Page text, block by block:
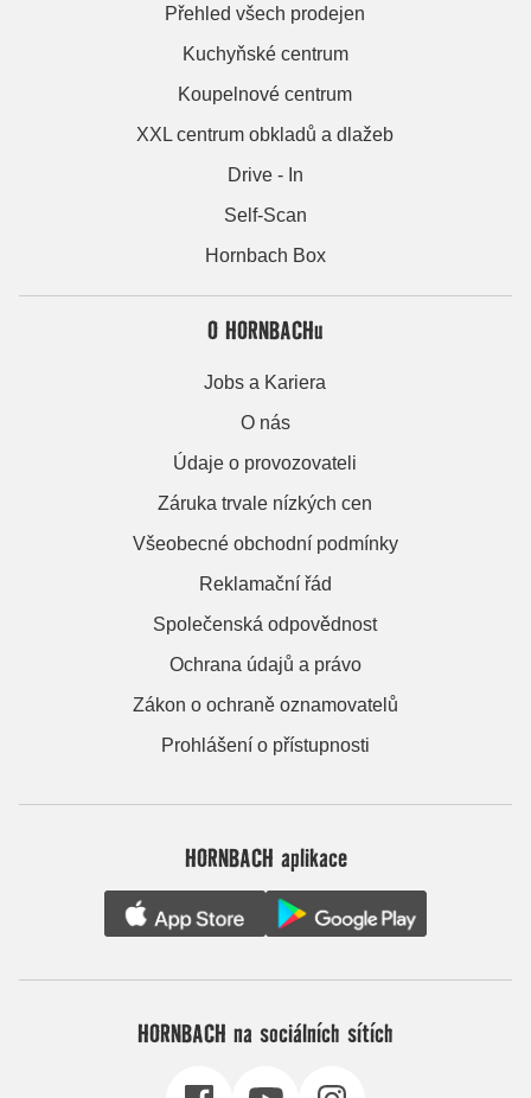
Přehled všech prodejen
Kuchyňské centrum
Koupelnové centrum
XXL centrum obkladů a dlažeb
Drive - In
Self-Scan
Hornbach Box
O HORNBACHu
Jobs a Kariera
O nás
Údaje o provozovateli
Záruka trvale nízkých cen
Všeobecné obchodní podmínky
Reklamační řád
Společenská odpovědnost
Ochrana údajů a právo
Zákon o ochraně oznamovatelů
Prohlášení o přístupnosti
HORNBACH aplikace
HORNBACH na sociálních sítích